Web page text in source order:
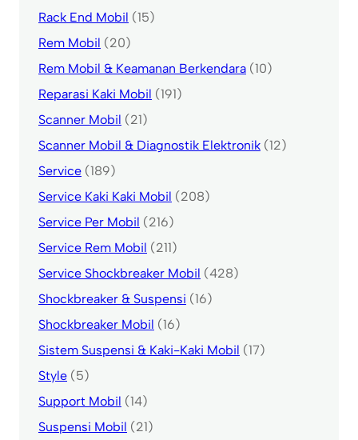
Rack End Mobil (15)
Rem Mobil (20)
Rem Mobil & Keamanan Berkendara (10)
Reparasi Kaki Mobil (191)
Scanner Mobil (21)
Scanner Mobil & Diagnostik Elektronik (12)
Service (189)
Service Kaki Kaki Mobil (208)
Service Per Mobil (216)
Service Rem Mobil (211)
Service Shockbreaker Mobil (428)
Shockbreaker & Suspensi (16)
Shockbreaker Mobil (16)
Sistem Suspensi & Kaki-Kaki Mobil (17)
Style (5)
Support Mobil (14)
Suspensi Mobil (21)